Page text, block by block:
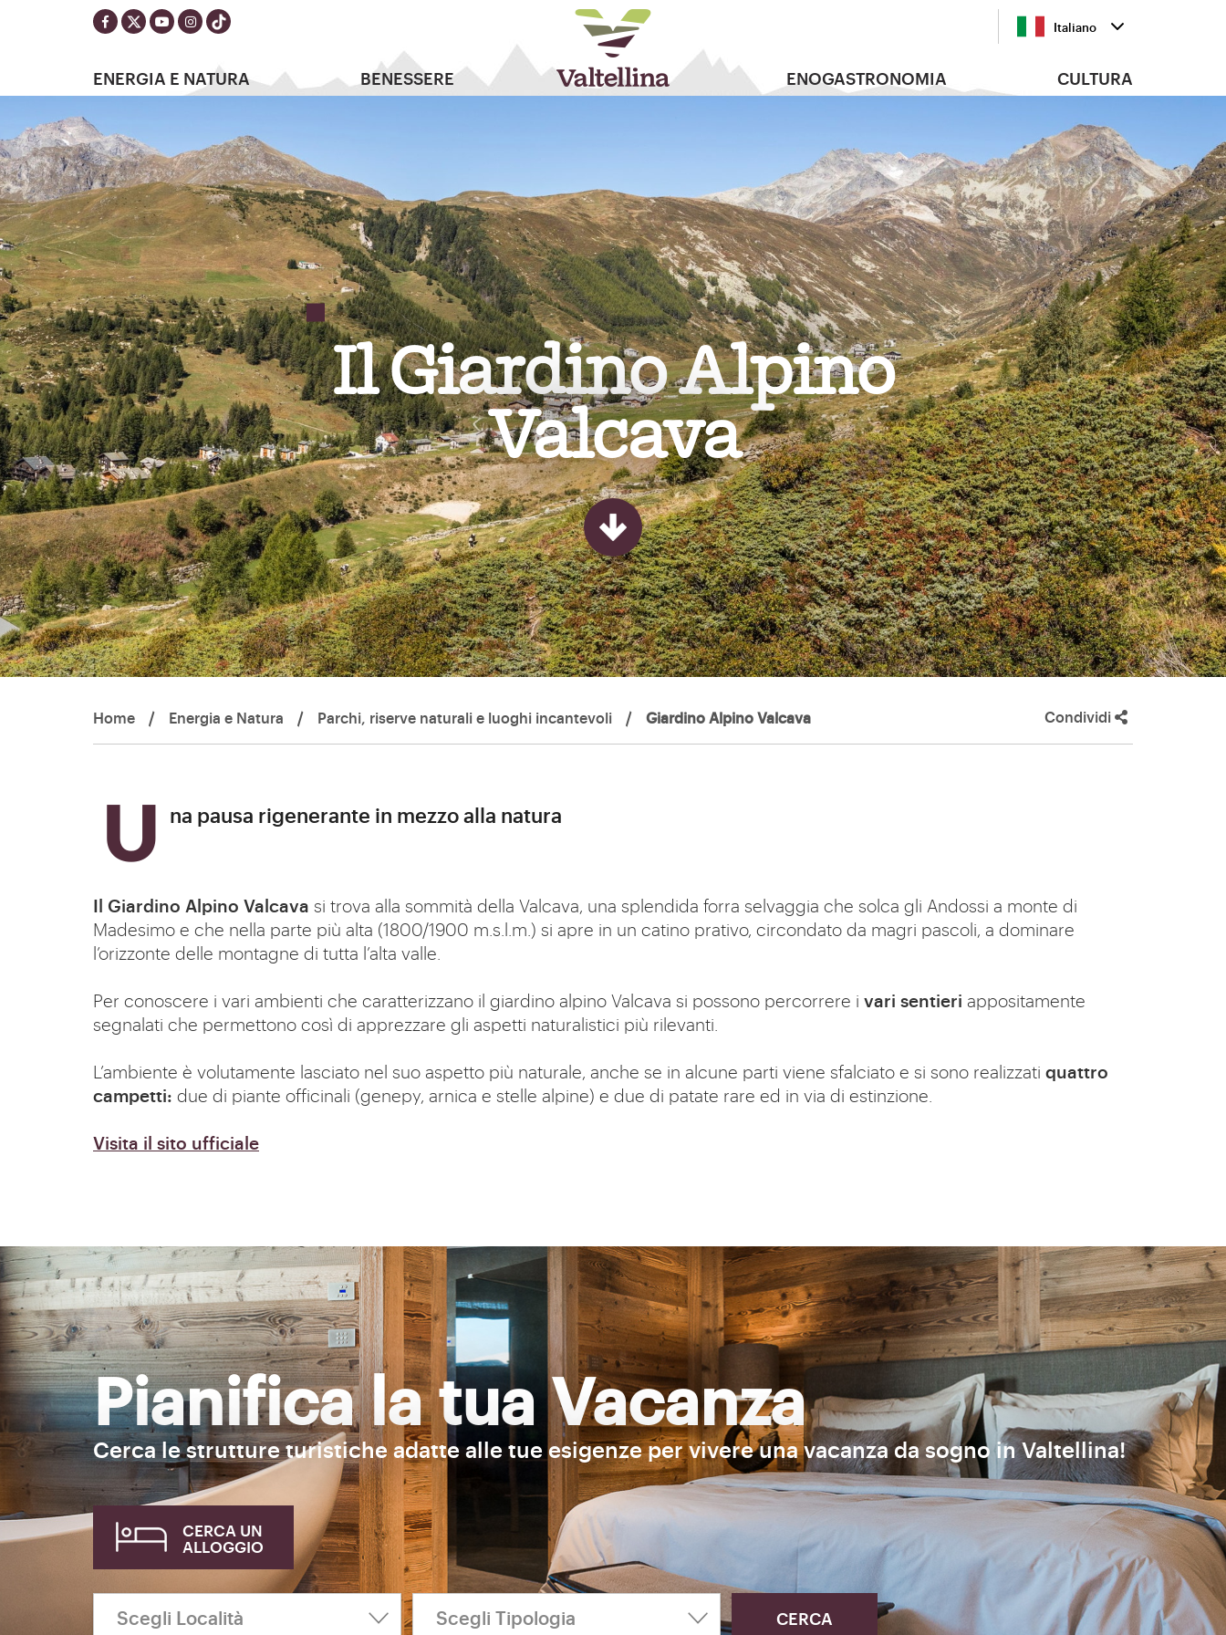
Italiano
ENERGIA E NATURA BENESSERE ENOGASTRONOMIA CULTURA
Il Giardino Alpino
Valcava
Home / Energia e Natura / Parchi, riserve naturali e luoghi incantevoli / Giardino Alpino Valcava Condividi
Una pausa rigenerante in mezzo alla natura
Il Giardino Alpino Valcava si trova alla sommità della Valcava, una splendida forra selvaggia che solca gli Andossi a monte di
Madesimo e che nella parte più alta (1800/1900 m.s.l.m.) si apre in un catino prativo, circondato da magri pascoli, a dominare
l’orizzonte delle montagne di tutta l’alta valle.
Per conoscere i vari ambienti che caratterizzano il giardino alpino Valcava si possono percorrere i vari sentieri appositamente
segnalati che permettono così di apprezzare gli aspetti naturalistici più rilevanti.
L’ambiente è volutamente lasciato nel suo aspetto più naturale, anche se in alcune parti viene sfalciato e si sono realizzati quattro
campetti: due di piante officinali (genepy, arnica e stelle alpine) e due di patate rare ed in via di estinzione.
Visita il sito ufficiale
Pianifica la tua Vacanza
Cerca le strutture turistiche adatte alle tue esigenze per vivere una vacanza da sogno in Valtellina!
CERCA UN
ALLOGGIO